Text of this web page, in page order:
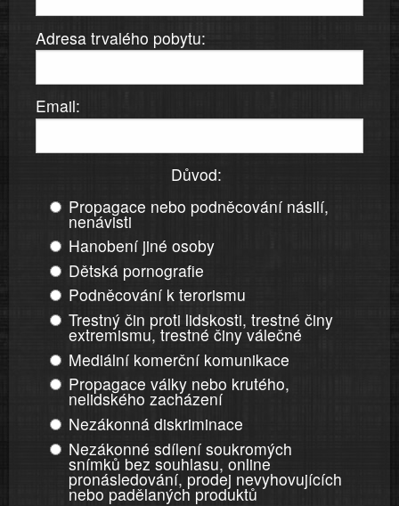
Adresa trvalého pobytu:
Email:
Důvod:
Propagace nebo podněcování násilí,
nenávisti
Hanobení jiné osoby
Dětská pornografie
Podněcování k terorismu
Trestný čin proti lidskosti, trestné činy
extremismu, trestné činy válečné
Mediální komerční komunikace
Propagace války nebo krutého,
nelidského zacházení
Nezákonná diskriminace
Nezákonné sdílení soukromých
snímků bez souhlasu, online
pronásledování, prodej nevyhovujících
nebo padělaných produktů